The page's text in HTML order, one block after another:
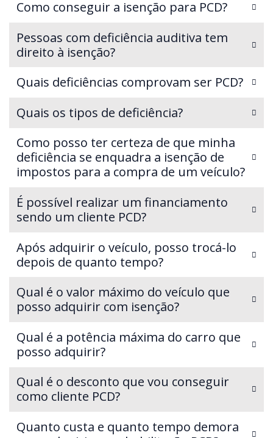
Como conseguir a isenção para PCD?
Pessoas com deficiência auditiva tem
direito à isenção?
Quais deficiências comprovam ser PCD?
Quais os tipos de deficiência?
Como posso ter certeza de que minha
deficiência se enquadra a isenção de
impostos para a compra de um veículo?
É possível realizar um financiamento
sendo um cliente PCD?
Após adquirir o veículo, posso trocá-lo
depois de quanto tempo?
Qual é o valor máximo do veículo que
posso adquirir com isenção?
Qual é a potência máxima do carro que
posso adquirir?
Qual é o desconto que vou conseguir
como cliente PCD?
Quanto custa e quanto tempo demora